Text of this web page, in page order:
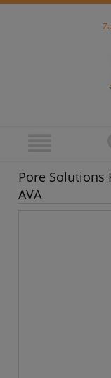
Pore Solutions
AVA